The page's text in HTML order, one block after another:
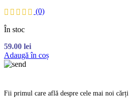
(0)
În stoc
59.00 lei
Adaugă în coș
Fii primul care află despre cele mai noi cărți